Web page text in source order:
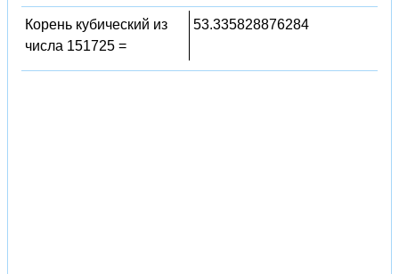
Корень кубический из
числа 151725 =
53.335828876284